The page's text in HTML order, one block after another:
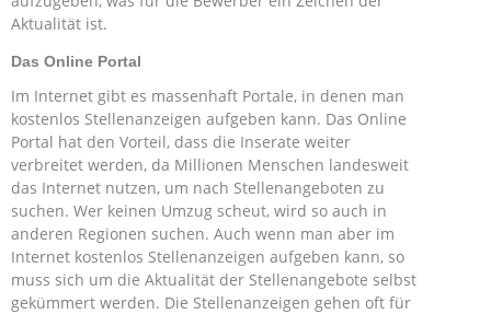
Aktualität ist.
Das Online Portal
Im Internet gibt es massenhaft Portale, in denen man
kostenlos Stellenanzeigen aufgeben kann. Das Online
Portal hat den Vorteil, dass die Inserate weiter
verbreitet werden, da Millionen Menschen landesweit
das Internet nutzen, um nach Stellenangeboten zu
suchen. Wer keinen Umzug scheut, wird so auch in
anderen Regionen suchen. Auch wenn man aber im
Internet kostenlos Stellenanzeigen aufgeben kann, so
muss sich um die Aktualität der Stellenangebote selbst
gekümmert werden. Die Stellenanzeigen gehen oft für